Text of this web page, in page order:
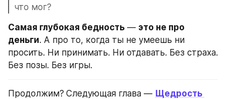
что мог?
Самая глубокая бедность — это не про
деньги. А про то, когда ты не умеешь ни
просить. Ни принимать. Ни отдавать. Без страха.
Без позы. Без игры.
Продолжим? Следующая глава — Щедрость